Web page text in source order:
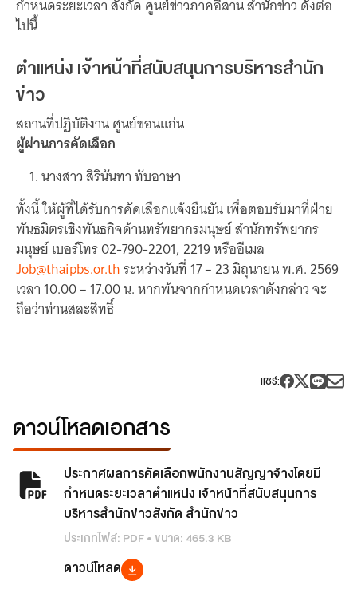
กำหนดระยะเวลา สังกัด ศูนย์ข่าวภาคอีสาน สำนักข่าว ดังต่อ
ไปนี้
ตำแหน่ง เจ้าหน้าที่สนับสนุนการบริหารสำนัก
ข่าว
สถานที่ปฏิบัติงาน ศูนย์ขอนแก่น
ผู้ผ่านการคัดเลือก
นางสาว สิรินันทา ทับอาษา
ทั้งนี้ ให้ผู้ที่ได้รับการคัดเลือกแจ้งยืนยัน เพื่อตอบรับมาที่ฝ่าย
พันธมิตรเชิงพันธกิจด้านทรัพยากรมนุษย์ สำนักทรัพยากร
มนุษย์ เบอร์โทร 02-790-2201, 2219 หรืออีเมล
Job@thaipbs.or.thระหว่างวันที่ 17 – 23 มิถุนายน พ.ศ. 2569
เวลา 10.00 – 17.00 น. หากพ้นจากกำหนดเวลาดังกล่าว จะ
ถือว่าท่านสละสิทธิ์
แชร์:
ดาวน์โหลดเอกสาร
ประกาศผลการคัดเลือกพนักงานสัญญาจ้างโดยมี
กำหนดระยะเวลาตำแหน่ง เจ้าหน้าที่สนับสนุนการ
บริหารสำนักข่าวสังกัด สำนักข่าว
ประเภทไฟล์: PDF • ขนาด: 465.3 KB
ดาวน์โหลด